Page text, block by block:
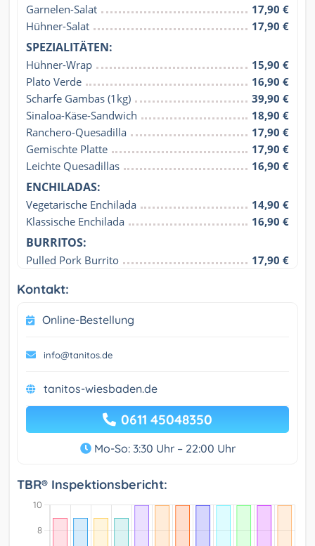
Garnelen-Salat
17,90 €
Hühner-Salat
17,90 €
SPEZIALITÄTEN:
Hühner-Wrap
15,90 €
Plato Verde
16,90 €
Scharfe Gambas (1kg)
39,90 €
Sinaloa-Käse-Sandwich
18,90 €
Ranchero-Quesadilla
17,90 €
Gemischte Platte
17,90 €
Leichte Quesadillas
16,90 €
ENCHILADAS:
Vegetarische Enchilada
14,90 €
Klassische Enchilada
16,90 €
BURRITOS:
Pulled Pork Burrito 17,90 €
Kontakt:
Online-Bestellung
info@tanitos.de
tanitos-wiesbaden.de
0611 45048350
Mo-So: 3:30 Uhr – 22:00 Uhr
TBR® Inspektionsbericht: